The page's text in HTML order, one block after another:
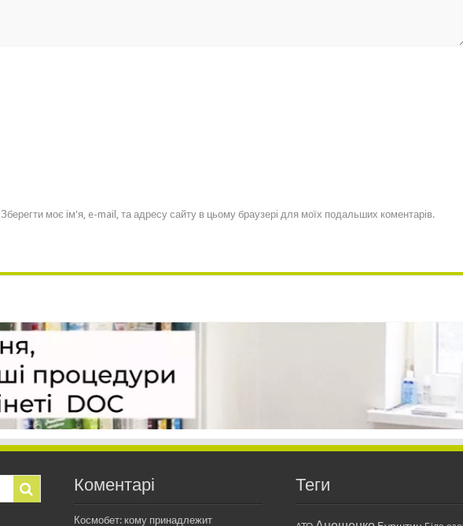
Зберегти моє ім'я, e-mail, та адресу сайту в цьому браузері для моїх подальших коментарів.
Коментарі
Космобет: кому принадлежит
Теги